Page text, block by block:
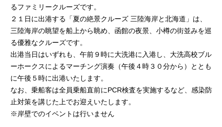
るファミリークルーズです。
２１日に出港する「夏の絶景クルーズ 三陸海岸と北海道」は、
三陸海岸の眺望を船上から眺め、函館の夜景、小樽の街並みを巡
る優雅なクルーズです。
出港当日はいずれも、午前９時に大洗港に入港し、大洗高校ブル
ーホークスによるマーチング演奏（午後４時３０分から）ととも
に午後５時に出港いたします。
なお、乗船客は全員乗船直前にPCR検査を実施するなど、感染防
止対策を講じた上でお迎えいたします。
※岸壁でのイベントは行いません